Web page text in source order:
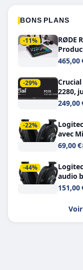
BONS PLANS
-11%
RØDE
Double
465,00
-29%
Crucial
2280,
249,00
-22%
avec
69,00 €
-44%
audio
151,00